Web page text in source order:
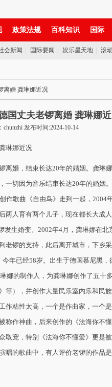
政策法规 百科知识 国际
会新闻 国际要闻 娱乐星天地 滚
离婚 龚琳娜近况
国丈夫老锣离婚 龚琳娜
chunzhi 发布时间:2024-10-14
琳娜近况
婚，结束长达20年的婚姻。龚琳
一切因为音乐结束长达20年的婚姻
作歌曲《自由鸟》走到一起，2004
两人育有两个儿子，现在都长大成
发生婚变。2002年4月，龚琳娜在北
老锣的支持，此后离开城市，下乡
年已经58岁。出生于德国慕尼黑
娜的制作人，为龚琳娜创作了五十
等），并创作大量民乐室内乐和民
作粘性太高，一个是作曲家，一个
称作神曲，后来创作的《法海你不
取宠，特别《法海你不懂爱》更是
唱的歌曲中，有人评价老锣的作品